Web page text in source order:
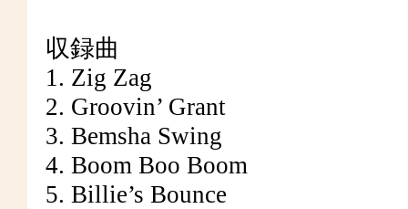
収録曲
1. Zig Zag
2. Groovin’ Grant
3. Bemsha Swing
4. Boom Boo Boom
5. Billie’s Bounce